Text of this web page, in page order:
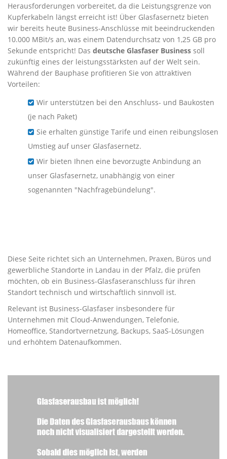
Herausforderungen vorbereitet, da die Leistungsgrenze von
Kupferkabeln längst erreicht ist! Über Glasfasernetz bieten
wir bereits heute Business-Anschlüsse mit beeindruckenden
10.000 MBit/s an, was einem Datendurchsatz von 1,25 GB pro
Sekunde entspricht! Das deutsche Glasfaser Business soll
zukünftig eines der leistungsstärksten auf der Welt sein.
Während der Bauphase profitieren Sie von attraktiven
Vorteilen:
Wir unterstützen bei den Anschluss- und Baukosten
(je nach Paket)
Sie erhalten günstige Tarife und einen reibungslosen
Umstieg auf unser Glasfasernetz.
Wir bieten Ihnen eine bevorzugte Anbindung an
unser Glasfasernetz, unabhängig von einer
sogenannten "Nachfragebündelung".
Diese Seite richtet sich an Unternehmen, Praxen, Büros und
gewerbliche Standorte in Landau in der Pfalz, die prüfen
möchten, ob ein Business-Glasfaseranschluss für ihren
Standort technisch und wirtschaftlich sinnvoll ist.
Relevant ist Business-Glasfaser insbesondere für
Unternehmen mit Cloud-Anwendungen, Telefonie,
Homeoffice, Standortvernetzung, Backups, SaaS-Lösungen
und erhöhtem Datenaufkommen.